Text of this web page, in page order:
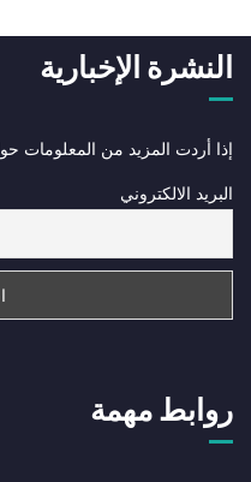
روابط مهمة
النشرة الإخبارية
إذا أردت المزيد من المعلومات
البريد الالكتروني